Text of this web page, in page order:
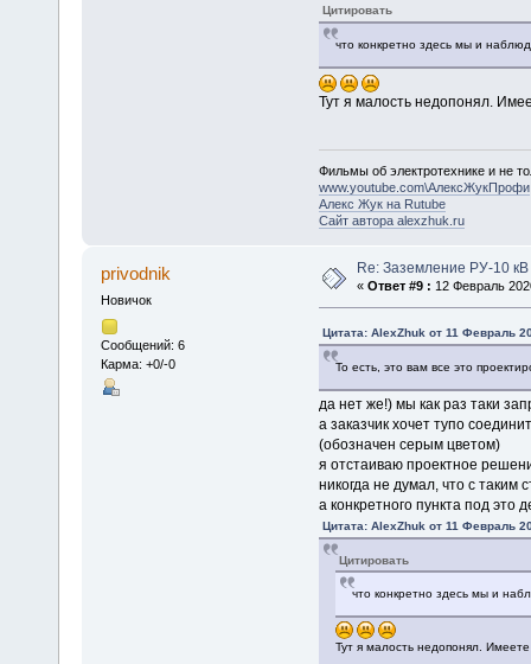
Цитировать
что конкретно здесь мы и
Тут я малость недопонял.
Фильмы об электротехнике и не
www.youtube.com\АлексЖукПрофи
Алекс Жук на Rutube
Сайт автора alexzhuk.ru
privodnik
Новичок
Сообщений: 6
Карма: +0/-0
Re: Заземление РУ-10 кВ
« Ответ #9 : 12 Февраль
Цитата: AlexZhuk от 11 Февраль
То есть, это вам все это
да нет же!) мы как раз таки
а заказчик хочет тупо
(обозначен серым цветом)
я отстаиваю проектное
никогда не думал, что с таким
а конкретного пункта под это
Цитата: AlexZhuk от 11 Февраль
Цитировать
что конкретно здесь мы и
Тут я малость недопонял.